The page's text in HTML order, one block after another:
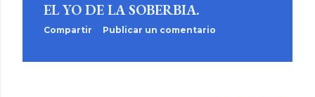
EL YO DE LA SOBERBIA.
Compartir Publicar un comentario